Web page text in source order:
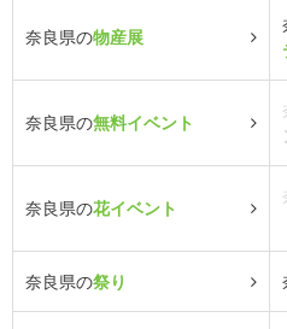
奈良県の物産展
奈良県の無料イベント
奈良県の花イベント
奈良県の祭り